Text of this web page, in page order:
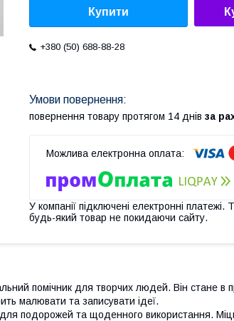
Купити
+380 (50) 688-88-28
повернення товару протягом 14 днів за
У компанії підключені електронні
будь-який товар не покидаючи сайту.
помічник для творчих людей. Він стане в
малювати та записувати ідеї.
подорожей та щоденного використання.